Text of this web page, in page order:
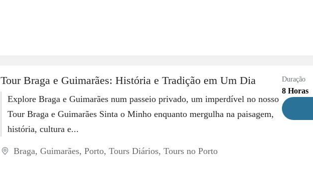
Tour Braga e Guimarães: História e Tradição em Um Dia
Explore Braga e Guimarães num passeio privado, um imperdível no nosso
Tour Braga e Guimarães Sinta o Minho enquanto mergulha na paisagem,
história, cultura e...
Braga,Guimarães,Porto,Tours Diários,Tours no Porto
Duração
8 Horas